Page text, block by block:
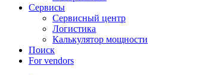
Сервисы
Сервисный центр
Логистика
Калькулятор мощности
Поиск
For vendors